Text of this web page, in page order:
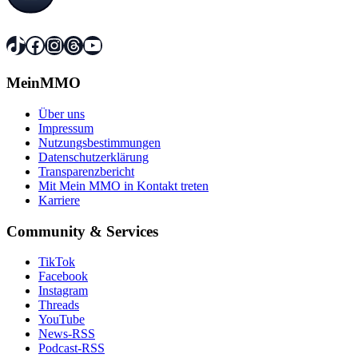
TikTok
Facebook
Instagram
Threads
YouTube
MeinMMO
Über uns
Impressum
Nutzungsbestimmungen
Datenschutzerklärung
Transparenzbericht
Mit Mein MMO in Kontakt treten
Karriere
Community & Services
TikTok
Facebook
Instagram
Threads
YouTube
News-RSS
Podcast-RSS